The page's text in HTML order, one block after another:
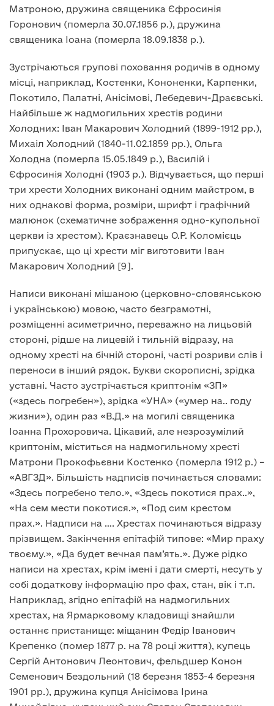
Матроною, дружина священика Єфросинія
Горонович (померла 30.07.1856 р.), дружина
священика Іоана (померла 18.09.1838 р.).
Зустрічаються групові поховання родичів в одному
місці, наприклад, Костенки, Кононенки, Карпенки,
Покотило, Палатні, Анісімові, Лебедевич-Драєвські.
Найбільше ж надмогильних хрестів родини
Холодних: Іван Макарович Холодний (1899-1912 рр.),
Михаіл Холодний (1840-11.02.1859 рр.), Ольга
Холодна (померла 15.05.1849 р.), Василій і
Єфросинія Холодні (1903 р.). Відчувається, що перші
три хрести Холодних виконані одним майстром, в
них однакові форма, розміри, шрифт і графічний
малюнок (схематичне зображення одно-купольної
церкви із хрестом). Краєзнавець О.Р. Коломієць
припускає, що ці хрести міг виготовити Іван
Макарович Холодний [9].
Написи виконані мішаною (церковно-словянською
і українською) мовою, часто безграмотні,
розміщенні асиметрично, переважно на лицьовій
стороні, рідше на лицевій і тильній відразу, на
одному хресті на бічній стороні, часті розриви слів і
переноси в інший рядок. Букви скорописні, зрідка
уставні. Часто зустрічається криптонім «ЗП»
(«здесь погребен»), зрідка «УНА» («умер на.. году
жизни»), один раз «В.Д.» на могилі священика
Іоанна Прохоровича. Цікавий, але незрозумілий
криптонім, міститься на надмогильному хресті
Матрони Прокофьєвни Костенко (померла 1912 р.) –
«АВГЗД». Більшість надписів починається словами:
«Здесь погребено тело.», «Здесь покотися прах..»,
«На сем мести покотися.», «Под сим крестом
прах.». Надписи на …. Хрестах починаються відразу
прізвищем. Закінчення епітафій типове: «Мир праху
твоєму.», «Да будет вечная пам’ять.». Дуже рідко
написи на хрестах, крім імені і дати смерті, несуть у
собі додаткову інформацію про фах, стан, вік і т.п.
Наприклад, згідно епітафій на надмогильних
хрестах, на Ярмарковому кладовищі знайшли
останнє пристанище: міщанин Федір Іванович
Крепенко (помер 1877 р. на 78 році життя), купець
Сергій Антонович Леонтович, фельдшер Конон
Семенович Бездольний (18 березня 1853-4 березня
1901 рр.), дружина купця Анісімова Ірина